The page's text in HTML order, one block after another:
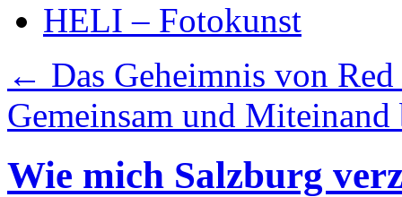
HELI – Fotokunst
← Das Geheimnis von
Gemeinsam und
Wie mich Salzburg